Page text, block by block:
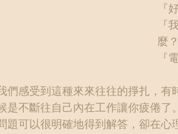
『
『
麼？
『
們感受到這種來來往往的掙扎，
是不斷往自己內在工作讓你疲倦
題可以很明確地得到解答，卻在